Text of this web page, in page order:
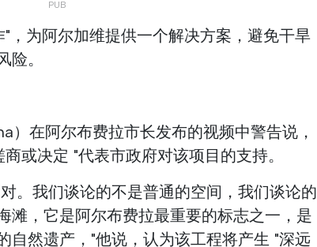
，为阿尔加维提供一个解决方案，避免干旱
险。
在阿尔布费拉市长发布的视频中警告说，
或决定 "代表市政府对该项目的支持。
。我们谈论的不是普通的空间，我们谈论的
滩，它是阿尔布费拉最重要的标志之一，是
自然遗产，"他说，认为该工程将产生 "深远